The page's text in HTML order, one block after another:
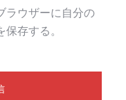
ラウザーに自分の
存する。